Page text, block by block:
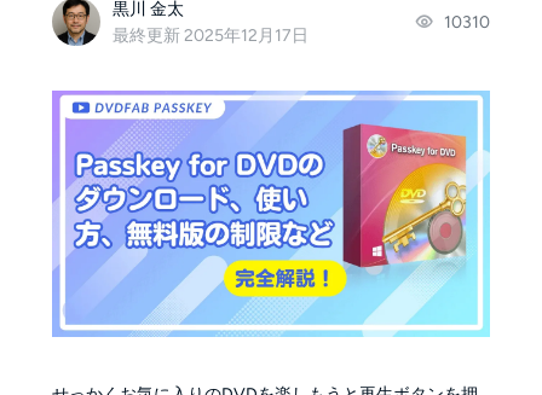
黒川 金太
最終更新 2025年12月17日
10310